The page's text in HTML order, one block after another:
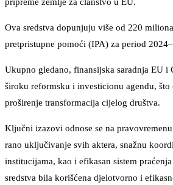
Ova sredstva dopunjuju više od 220
pretpristupne pomoći (IPA) za period
Ukupno gledano, finansijska saradnja EU i
široku reformsku i investicionu agendu, što
proširenje transformacija cijelog društva.
Ključni izazovi odnose se na
rano uključivanje svih aktera, snažnu
institucijama, kao i efikasan sistem
sredstva bila korišćena djelotvorno i